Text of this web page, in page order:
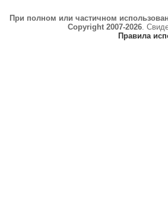
При полном или частичном
Copyright 2007-2026.
Правила